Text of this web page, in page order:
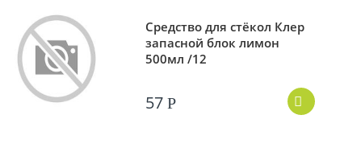
Средство для стёкол Клер
запасной блок лимон
500мл /12
57 Р